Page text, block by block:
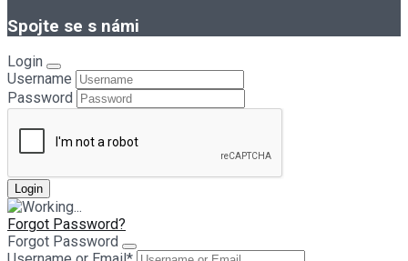
Spojte se s námi
Login
Username
Password
Forgot Password?
Forgot Password